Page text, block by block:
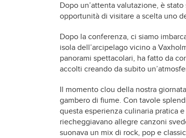
Dopo un’attenta valutazione, è
opportunità di visitare a scelta uno
Dopo la conferenza, ci siamo
isola dell’arcipelago vicino a
panorami spettacolari, ha fatto da
accolti creando da subito
Il momento clou della nostra
gambero di fiume. Con tavole
questa esperienza culinaria pratica
riecheggiavano allegre canzoni
suonava un mix di rock, pop e